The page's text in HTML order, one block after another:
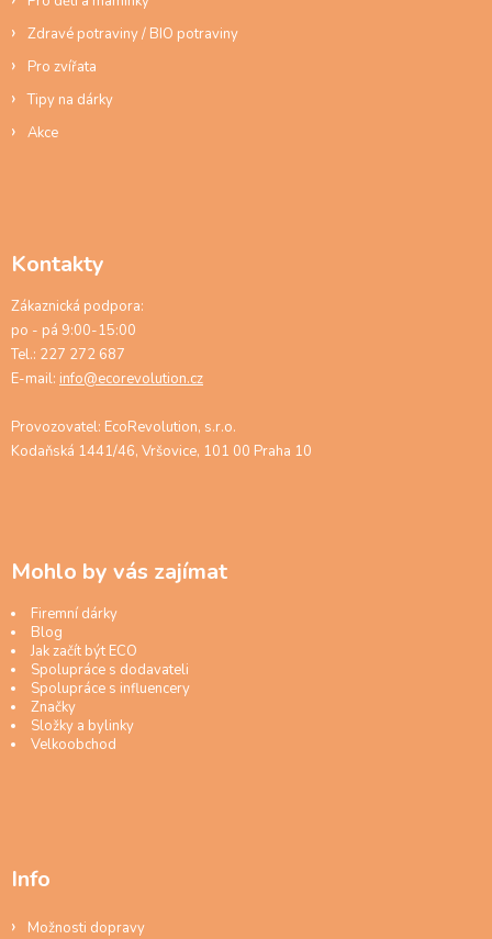
Zdravé potraviny / BIO potraviny
Pro zvířata
Tipy na dárky
Akce
Kontakty
Zákaznická podpora:
po - pá 9:00-15:00
Tel.: 227 272 687
E-mail: info@ecorevolution.cz
Provozovatel: EcoRevolution, s.r.o.
Kodaňská 1441/46, Vršovice, 101 00 Praha 10
Mohlo by vás zajímat
Firemní dárky
Blog
Jak začít být ECO
Spolupráce s dodavateli
Spolupráce s influencery
Značky
Složky a bylinky
Velkoobchod
Info
Možnosti dopravy